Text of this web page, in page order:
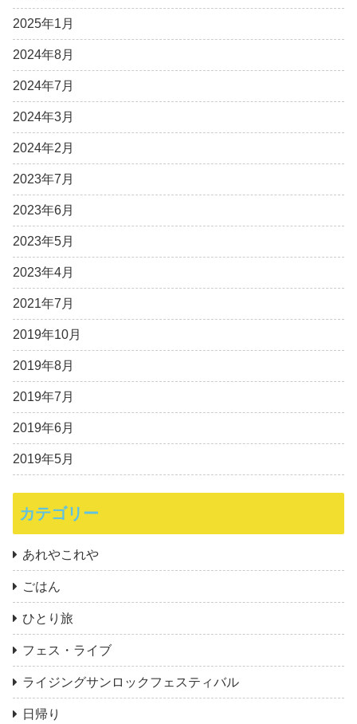
2025年1月
2024年8月
2024年7月
2024年3月
2024年2月
2023年7月
2023年6月
2023年5月
2023年4月
2021年7月
2019年10月
2019年8月
2019年7月
2019年6月
2019年5月
カテゴリー
あれやこれや
ごはん
ひとり旅
フェス・ライブ
ライジングサンロックフェスティバル
日帰り